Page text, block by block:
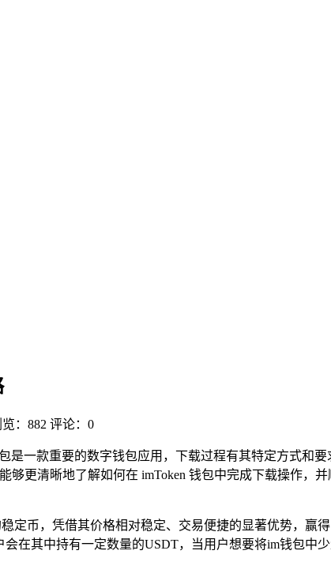
览：882 评论：0
是一款重要的数字钱包应用，下载过程有其特定方式和
更清晰地了解如何在 imToken 钱包中完成下载操作，
定币，凭借其价格相对稳定、交易便捷的显著优势，赢
在其中持有一定数量的USDT，当用户想要将im钱包中